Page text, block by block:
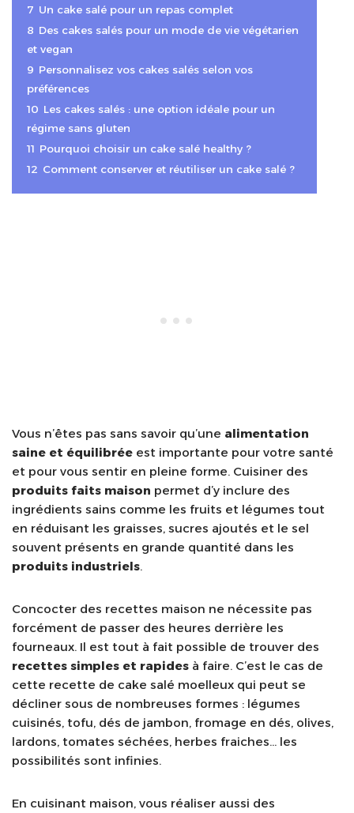
7 Un cake salé pour un repas complet
8 Des cakes salés pour un mode de vie végétarien
et vegan
9 Personnalisez vos cakes salés selon vos
préférences
10 Les cakes salés : une option idéale pour un
régime sans gluten
11 Pourquoi choisir un cake salé healthy ?
12 Comment conserver et réutiliser un cake salé ?
Vous n’êtes pas sans savoir qu’une alimentation
saine et équilibrée est importante pour votre santé
et pour vous sentir en pleine forme. Cuisiner des
produits faits maison permet d’y inclure des
ingrédients sains comme les fruits et légumes tout
en réduisant les graisses, sucres ajoutés et le sel
souvent présents en grande quantité dans les
produits industriels.
Concocter des recettes maison ne nécessite pas
forcément de passer des heures derrière les
fourneaux. Il est tout à fait possible de trouver des
recettes simples et rapides à faire. C’est le cas de
cette recette de cake salé moelleux qui peut se
décliner sous de nombreuses formes : légumes
cuisinés, tofu, dés de jambon, fromage en dés, olives,
lardons, tomates séchées, herbes fraiches… les
possibilités sont infinies.
En cuisinant maison, vous réaliser aussi des